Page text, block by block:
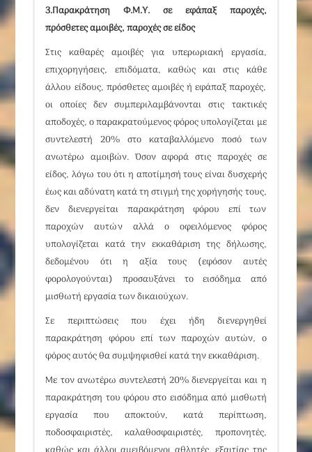
3.Παρακράτηση Φ.Μ.Υ. σε εφάπαξ παροχές,
πρόσθετες αμοιβές, παροχές σε είδος
Στις καθαρές αμοιβές για υπερωριακή εργασία,
επιχορηγήσεις, επιδόματα, καθώς και στις κάθε
άλλου είδους, πρόσθετες αμοιβές ή εφάπαξ παροχές,
οι οποίες δεν συμπεριλαμβάνονται στις τακτικές
αποδοχές, ο παρακρατούμενος φόρος υπολογίζεται με
συντελεστή 20% στο καταβαλλόμενο ποσό των
ανωτέρω αμοιβών. Όσον αφορά στις παροχές σε
είδος, λόγω του ότι η αποτίμησή τους είναι δυσχερής
έως και αδύνατη κατά τη στιγμή της χορήγησής τους,
δεν διενεργείται παρακράτηση φόρου επί των
παροχών αυτών αλλά ο οφειλόμενος φόρος
υπολογίζεται κατά την εκκαθάριση της δήλωσης,
δεδομένου ότι η αξία τους (εφόσον αυτές
φορολογούνται) προσαυξάνει το εισόδημα από
μισθωτή εργασία των δικαιούχων.
Σε περιπτώσεις που έχει ήδη διενεργηθεί
παρακράτηση φόρου επί των παροχών αυτών, ο
φόρος αυτός θα συμψηφισθεί κατά την εκκαθάριση.
Με τον ανωτέρω συντελεστή 20% διενεργείται και η
παρακράτηση του φόρου στο εισόδημα από μισθωτή
εργασία που αποκτούν, κατά περίπτωση,
ποδοσφαιριστές, καλαθοσφαιριστές, προπονητές,